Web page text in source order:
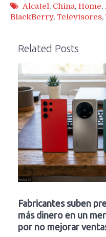
Alcatel, China, Home,
BlackBerry, Televisores,
Related Posts
Fabricantes suben
más dinero en un
por no mejorar